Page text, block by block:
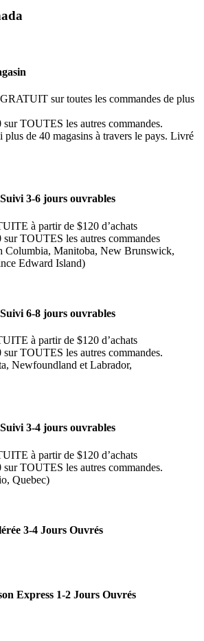
sur toutes les commandes de plus
sur TOUTES les autres commandes.
plus de 40 magasins à travers le pays. Livré
3-6 jours ouvrables
à partir de $120 d’achats
sur TOUTES les autres commandes
Columbia, Manitoba, New Brunswick,
Edward Island)
6-8 jours ouvrables
à partir de $120 d’achats
sur TOUTES les autres commandes.
Newfoundland et Labrador,
3-4 jours ouvrables
à partir de $120 d’achats
sur TOUTES les autres commandes.
Quebec)
3-4 Jours Ouvrés
Express 1-2 Jours Ouvrés